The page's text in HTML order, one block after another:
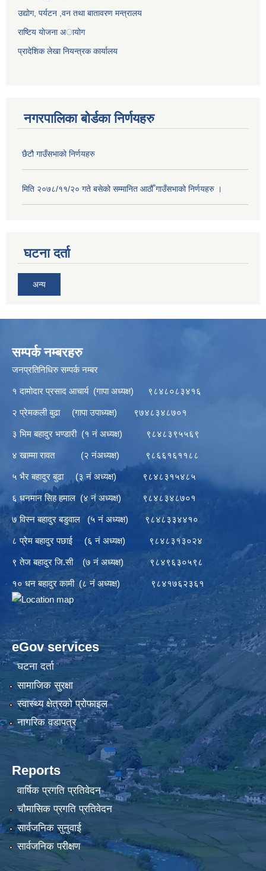
उद्योग, पर्यटन ,वन तथा बातावरण मन्त्रालय
राष्टिय याेजना अायोग
प्रादेशिक लेखा नियन्त्रक कार्यालय
नगरपालिका बोर्डका निर्णयहरु
छैटौ गाउँसभाको निर्णयहरु
मिति २०७८/११/२० गते बसेको सम्मानित आठौँ गाउँसभाको निर्णयहरु ।
घटना दर्ता
अन्य
सम्पर्क नम्बरहरु
जनप्रतिनिधिरु सम्पर्क नम्बर
१ दामोदार प्रसाद आचार्य (गापा अध्यक्ष) ९८४८०८३४१६
२ प्रेमकली बुढा (गापा उपाध्यक्ष) ९७४८३४८७०१
३ भिम बहादुर भण्डारी (१ नं अध्यक्ष) ९८४८३९५५६९
४ खाम्मा रावत (२ नंअध्यक्ष) ९८६६१६११८८
५ भैर बहादुर बुढा (३ नं अध्यक्ष) ९८४८३१५४८५
६ धनमान सिह हमाल (४ नं अध्यक्ष) ९८४८३४८७०१
७ विस्न बहादुर बडुवाल (५ नं अध्यक्ष) ९८४८३३४४१०
८ प्रेम बहादुर पछाई (६ नं अध्यक्ष) ९८४८३१३०२४
९ तेज बहादुर जि.सी (७ नं अध्यक्ष) ९८४९६३०५९८
१० धन बहादुर कामी (८ नं अध्यक्ष) ९८४१७६२३६१
eGov services
घटना दर्ता
सामाजिक सुरक्षा
स्वास्थ्य क्षेत्रको प्रोफाइल
नागरिक वडापत्र
Reports
वार्षिक प्रगति प्रतिवेदन
चौमासिक प्रगति प्रतिवेदन
सार्वजनिक सुनुवाई
सार्वजनिक परीक्षण